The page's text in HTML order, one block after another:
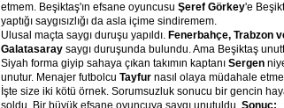
etmem. Beşiktaş'ın efsane oyuncusu Şeref Görkey'e
yaptığı saygısızlığı da asla içime sindiremem.
Ulusal maçta saygı duruşu yapıldı. Fenerbahçe, Trabzon
Galatasaray saygı duruşunda bulundu. Ama Beşiktaş
Siyah forma giyip sahaya çıkan takımın kaptanı Sergen
unutur. Menajer futbolcu Tayfur nasıl olaya müdahale
İşte size iki kötü örnek. Sorumsuzluk sonucu bir gencin
soldu. Bir büyük efsane oyuncuya saygı unutuldu. Sonuç;